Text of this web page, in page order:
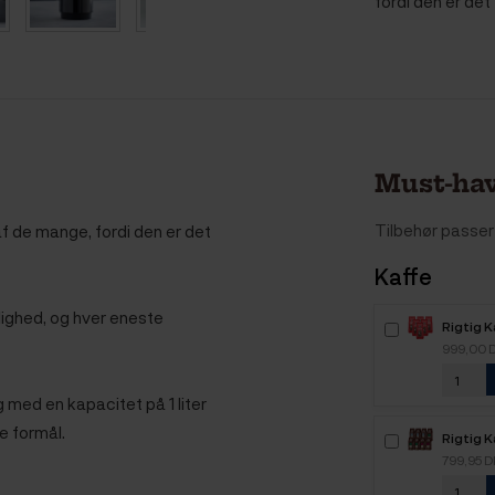
de mange, fordi den er det
og hver eneste
en kapacitet på 1 liter
formål.
Must-
Tilbehør
Kaffe
Rigtig
Intenso
999,00
Rigtig
799,95